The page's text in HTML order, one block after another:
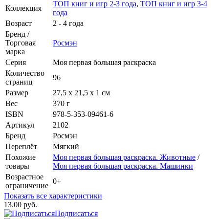
Коллекция
ТОП книг и игр 2-3 года, ТОП книг и игр 3-4
года
Возраст
2 - 4 года
Бренд /
Торговая
марка
Росмэн
Серия
Моя первая большая раскраска
Количество
страниц
96
Размер
27,5 х 21,5 х 1 см
Вес
370 г
ISBN
978-5-353-09461-6
Артикул
2102
Бренд
Росмэн
Переплёт
Мягкий
Похожие
товары
Моя первая большая раскраска. Животные /
Моя первая большая раскраска. Машинки
Возрастное
ограничение
0+
Показать все характеристики
13.00 руб.
Подписаться